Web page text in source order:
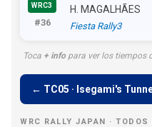
WRC3
#36
H. MAGALHÃES
Fiesta Rally3
Toca + infopara ver los tiempos
← TC05 · Isegami's
WRC RALLY JAPAN ·